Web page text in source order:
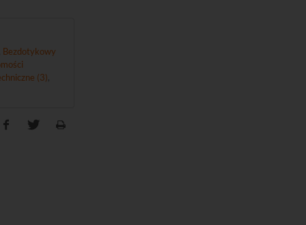
Bezdotykowy
(3)